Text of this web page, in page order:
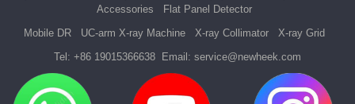
Accessories
Flat Panel Detector
Mobile DR
UC-arm X-ray Machine X-ray Collimator
X-ray Grid
Tel: +86 19015366638 Email: service@newheek.com